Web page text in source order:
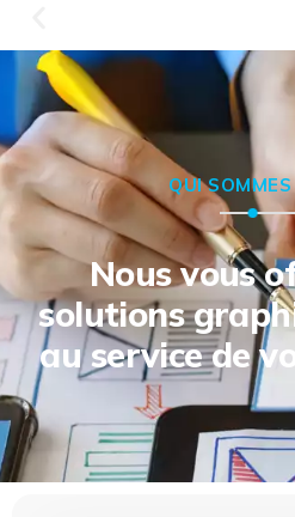
QUI
Nous vous
solutions
au service de